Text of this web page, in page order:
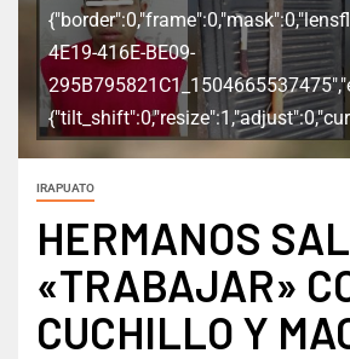
4E19-416E-BE09-
IRAPUATO
HERMANOS
«TRABAJAR»
CUCHILLO Y